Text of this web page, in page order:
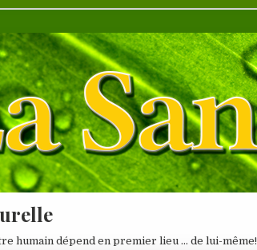
humain dépend en premier lieu … de lui-même!